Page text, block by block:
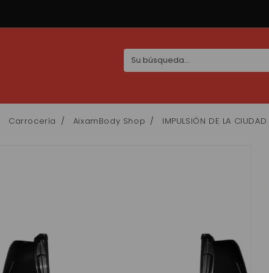
Carrocería AixamBody Shop IMPULSIÓN DE LA CIUDAD